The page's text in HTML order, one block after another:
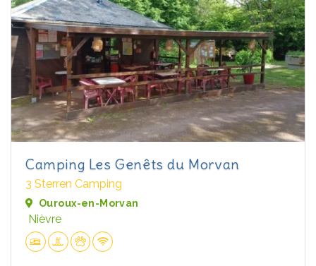
Camping Les Genêts du Morvan
3 Sterren Camping
Ouroux-en-Morvan
Nièvre